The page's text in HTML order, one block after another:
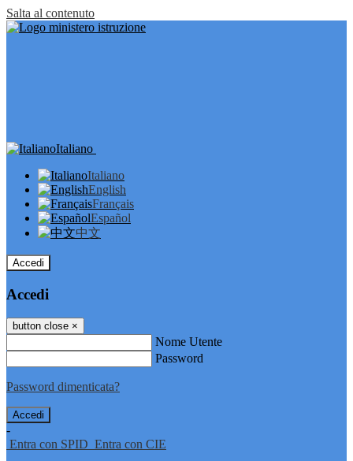
Salta al contenuto
Italiano
Italiano
English
Français
Español
中文
Accedi
Accedi
button close ×
Nome Utente
Password
Password dimenticata?
-
Entra con SPID Entra con CIE